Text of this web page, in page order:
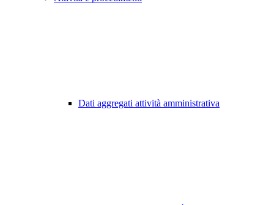
Dati aggregati attività amministrativa